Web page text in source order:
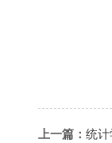
上一篇： 统